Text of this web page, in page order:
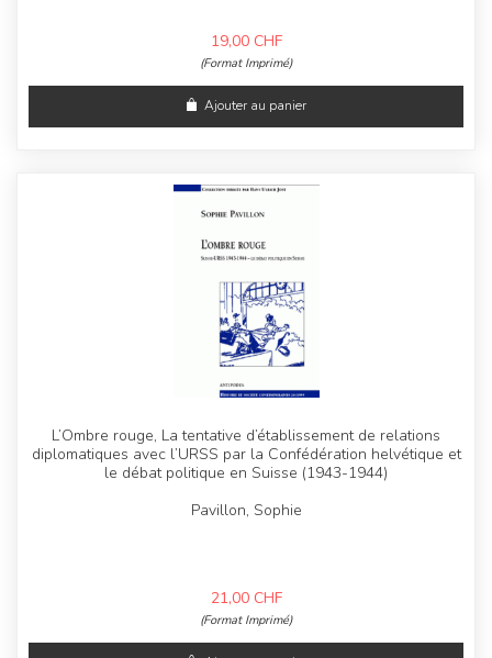
19,00 CHF
(Format Imprimé)
Ajouter au panier
L’Ombre rouge, La tentative d’établissement de relations
diplomatiques avec l’URSS par la Confédération helvétique et
le débat politique en Suisse (1943-1944)
Pavillon, Sophie
21,00 CHF
(Format Imprimé)